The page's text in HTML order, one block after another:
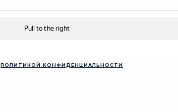
ПОЛИТИКОЙ КОНФИДЕНЦИАЛЬНОСТИ